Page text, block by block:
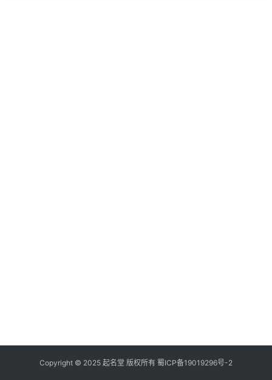
Copyright © 2025 起名堂 版权所有 蜀ICP备19019296号-2